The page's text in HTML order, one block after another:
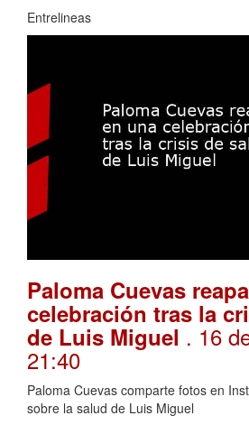
Entrelineas
Paloma Cuevas
celebración tras la
de Luis Miguel . 16
21:40
Paloma Cuevas comparte fotos en
sobre la salud de Luis Miguel